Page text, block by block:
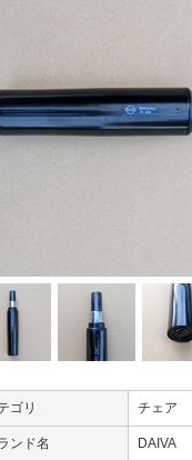
ゴリ チェア
ンド名 DAIVA